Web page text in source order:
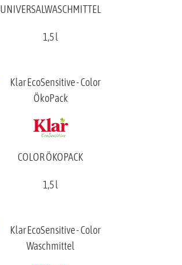
UNIVERSALWASCHMITTEL
1,5 l
COLOR ÖKOPACK
1,5 l